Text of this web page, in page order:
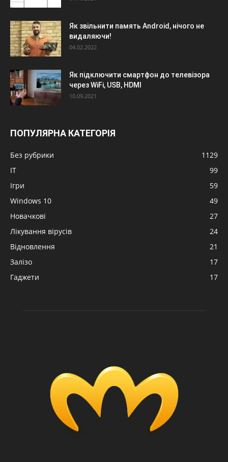
Як звільнити память Android, нічого не
видаляючи!
04.02.2022
Як підключити смартфон до телевізора
через WiFi, USB, HDMI
10.09.2021
ПОПУЛЯРНА КАТЕГОРІЯ
Без рубрики
1129
IT
99
Ігри
59
Windows 10
49
Новачкові
27
Лікування вірусів
24
Відновлення
21
Залізо
17
Гаджети
17